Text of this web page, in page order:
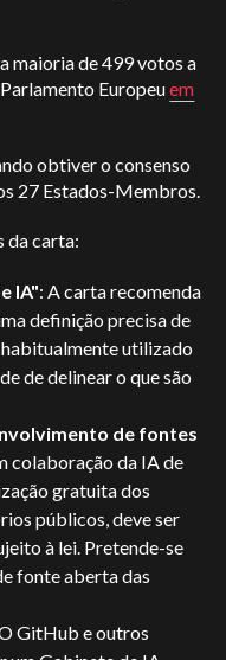
maioria de 499 votos a
Europeuem
obtiver o consenso
27 Estados-Membros.
da carta:
IA": A carta recomenda
definição precisa de
utilizado
de delinear o que são
de fontes
colaboração da IA de
gratuita dos
públicos, deve ser
à lei. Pretende-se
fonte aberta das
GitHub e outros